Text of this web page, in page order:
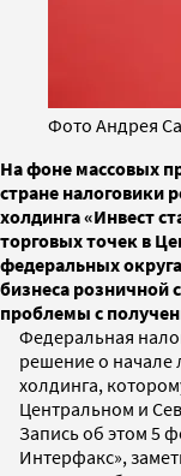
Фото Андрея
На фоне массовых
стране налоговики
холдинга «Инвест
торговых точек в
федеральных
бизнеса розничной
проблемы с
Федеральная
решение о начале
холдинга,
Центральном и
Запись об этом 5
Интерфакс»,